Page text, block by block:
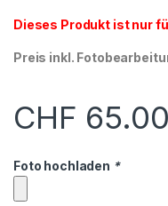
Dieses Produkt ist nur
Preis inkl.
CHF 65.00
Foto hochladen *